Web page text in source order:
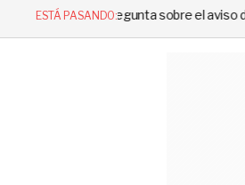
ESTÁ PASANDO:
sobre el aviso de las 6:00 AM que